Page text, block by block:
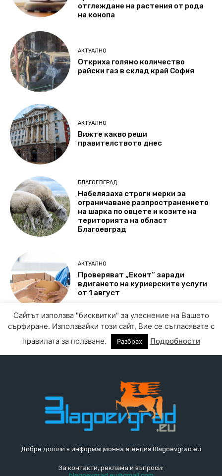
Добре дошли в информационна агенция Blagoevgrad.eu
За контакти, реклама и въпроси: